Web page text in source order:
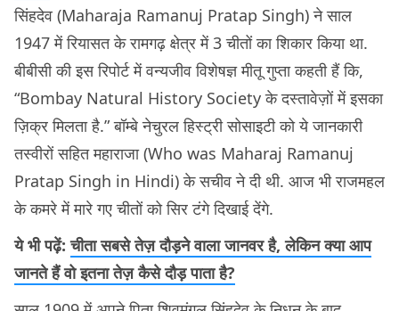
सिंहदेव (Maharaja Ramanuj Pratap Singh) ने साल
1947 में रियासत के रामगढ़ क्षेत्र में 3 चीतों का शिकार किया था.
बीबीसी की इस रिपोर्ट में वन्यजीव विशेषज्ञ मीतू गुप्ता कहती हैं कि,
“Bombay Natural History Society के दस्तावेज़ों में इसका
ज़िक्र मिलता है.” बॉम्बे नेचुरल हिस्ट्री सोसाइटी को ये जानकारी
तस्वीरों सहित महाराजा (Who was Maharaj Ramanuj
Pratap Singh in Hindi) के सचीव ने दी थी. आज भी राजमहल
के कमरे में मारे गए चीतों को सिर टंगे दिखाई देंगे.
ये भी पढ़ें:चीता सबसे तेज़ दौड़ने वाला जानवर है, लेकिन क्या आप
जानते हैं वो इतना तेज़ कैसे दौड़ पाता है?